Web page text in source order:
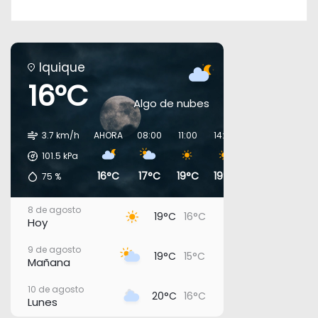
Iquique
16°C Algo de nubes
3.7 km/h
101.5 kPa
75 %
AHORA
16°C
08:00
17°C
11:00
19°C
14:00
19°C
8 de agosto
Hoy 19°C 16°C
9 de agosto
Mañana 19°C 15°C
10 de agosto
Lunes 20°C 16°C